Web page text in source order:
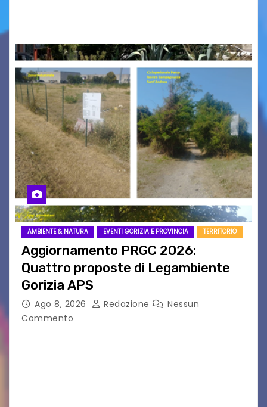
AMBIENTE & NATURA EVENTI GORIZIA E PROVINCIA TERRITORIO
Aggiornamento PRGC 2026:
Quattro proposte di Legambiente
Gorizia APS
Ago 8, 2026 Redazione
Nessun
Commento